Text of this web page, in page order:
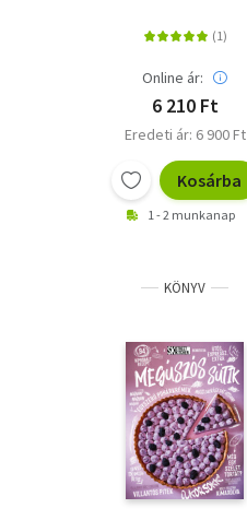
Online ár:
6 210 Ft
Eredeti ár: 6 900 Ft
Kosárba
1 - 2 munkanap
KÖNYV